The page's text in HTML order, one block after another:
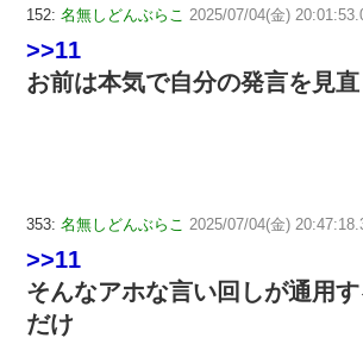
152: 名無しどんぶらこ 2025/07/04(金)
>>11
お前は本気で自分の発言を見
353: 名無しどんぶらこ 2025/07/04(金)
>>11
そんなアホな言い回しが通用
だけ